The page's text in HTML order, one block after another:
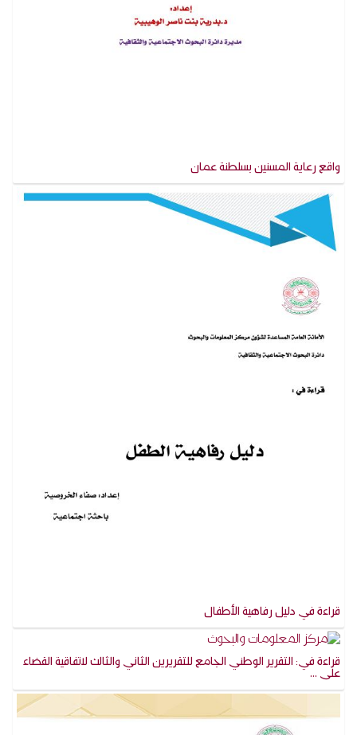
واقع رعاية المسنين بسلطنة عمان
قراءة في دليل رفاهية الأطفال
قراءة في: التقرير الوطني الجامع للتقريرين الثاني والثالث لاتفاقية القضاء
على ...